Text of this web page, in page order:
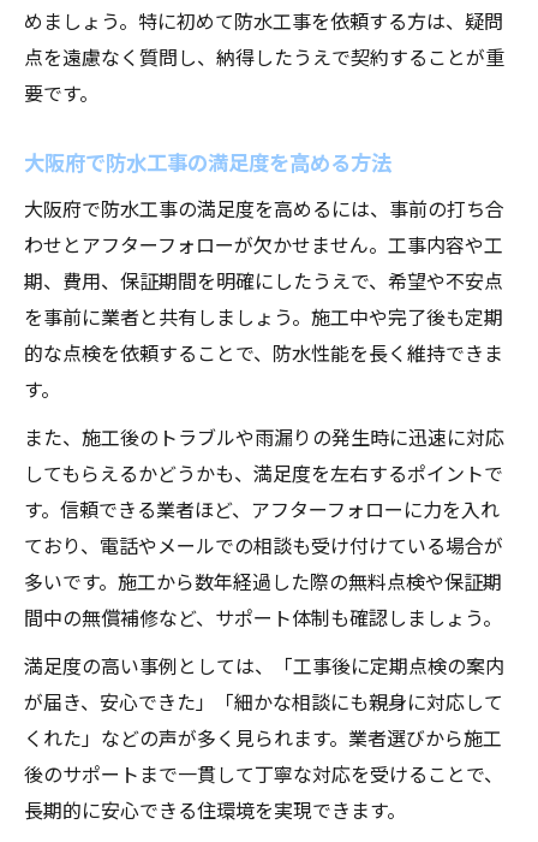
めましょう。特に初めて防水工事を依頼する方は、疑問
点を遠慮なく質問し、納得したうえで契約することが重
要です。
大阪府で防水工事の満足度を高める方法
大阪府で防水工事の満足度を高めるには、事前の打ち合
わせとアフターフォローが欠かせません。工事内容や工
期、費用、保証期間を明確にしたうえで、希望や不安点
を事前に業者と共有しましょう。施工中や完了後も定期
的な点検を依頼することで、防水性能を長く維持できま
す。
また、施工後のトラブルや雨漏りの発生時に迅速に対応
してもらえるかどうかも、満足度を左右するポイントで
す。信頼できる業者ほど、アフターフォローに力を入れ
ており、電話やメールでの相談も受け付けている場合が
多いです。施工から数年経過した際の無料点検や保証期
間中の無償補修など、サポート体制も確認しましょう。
満足度の高い事例としては、「工事後に定期点検の案内
が届き、安心できた」「細かな相談にも親身に対応して
くれた」などの声が多く見られます。業者選びから施工
後のサポートまで一貫して丁寧な対応を受けることで、
長期的に安心できる住環境を実現できます。